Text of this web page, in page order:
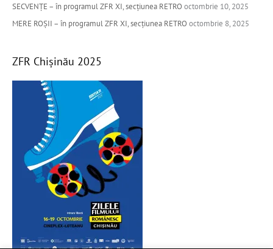
SECVENȚE – în programul ZFR XI, secțiunea RETRO octombrie 10, 2025
MERE ROȘII – în programul ZFR XI, secțiunea RETRO octombrie 8, 2025
ZFR Chișinău 2025